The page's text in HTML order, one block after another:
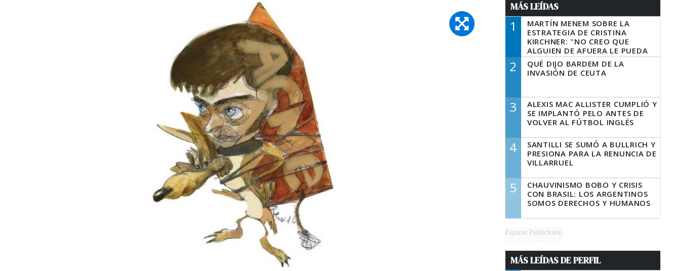
MÁS LEÍDAS
1
MARTÍN MENEM SOBRE LA
ESTRATEGIA DE CRISTINA
KIRCHNER: "NO CREO QUE
ALGUIEN DE AFUERA LE PUEDA
DECIR A LA JUSTICIA LO QUE
TIENE QUE HACER"
2
QUÉ DIJO BARDEM DE LA
INVASIÓN DE CEUTA
3
ALEXIS MAC ALLISTER CUMPLIÓ Y
SE IMPLANTÓ PELO ANTES DE
VOLVER AL FÚTBOL INGLÉS
4
SANTILLI SE SUMÓ A BULLRICH Y
PRESIONA PARA LA RENUNCIA DE
VILLARRUEL
5
CHAUVINISMO BOBO Y CRISIS
CON BRASIL: LOS ARGENTINOS
SOMOS DERECHOS Y HUMANOS
Espacio Publicitario
MÁS LEÍDAS DE PERFIL